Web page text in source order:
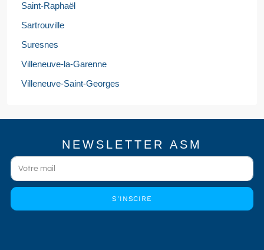
Saint-Raphaël
Sartrouville
Suresnes
Villeneuve-la-Garenne
Villeneuve-Saint-Georges
NEWSLETTER ASM
S'INSCIRE